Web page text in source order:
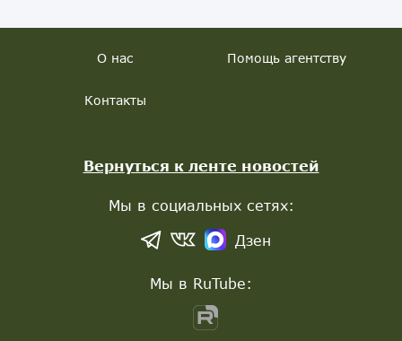
О нас Помощь агентству
Контакты
Вернуться к ленте новостей
Мы в социальных сетях:
Дзен
Мы в RuTube: